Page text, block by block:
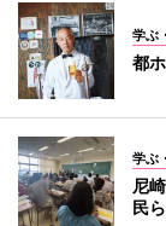
学ぶ
都
学ぶ
尼
民